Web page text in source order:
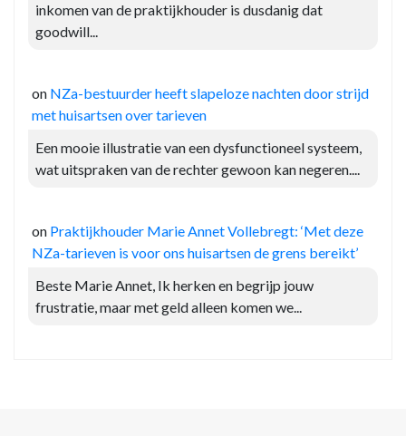
inkomen van de praktijkhouder is dusdanig dat
goodwill...
on NZa-bestuurder heeft slapeloze nachten door strijd
met huisartsen over tarieven
Een mooie illustratie van een dysfunctioneel systeem,
wat uitspraken van de rechter gewoon kan negeren....
on Praktijkhouder Marie Annet Vollebregt: ‘Met deze
NZa-tarieven is voor ons huisartsen de grens bereikt’
Beste Marie Annet, Ik herken en begrijp jouw
frustratie, maar met geld alleen komen we...